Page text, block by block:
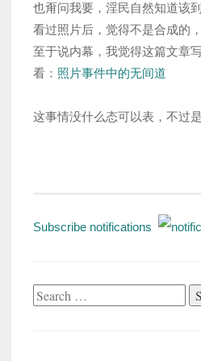
也甭问我要，淫民自然知道该到
看过照片后，觉得不是合成的
至于说内幕，我觉得这篇文章
看： 照片事件中的无间道
这事情没什么态可以表，不过
Subscribe notifications
Search